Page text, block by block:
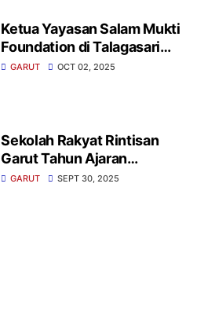
Ketua Yayasan Salam Mukti
Foundation di Talagasari
Kecamatan Banjarwangi
GARUT OCT 02, 2025
‎Sekolah Rakyat Rintisan
Garut Tahun Ajaran
GARUT SEPT 30, 2025